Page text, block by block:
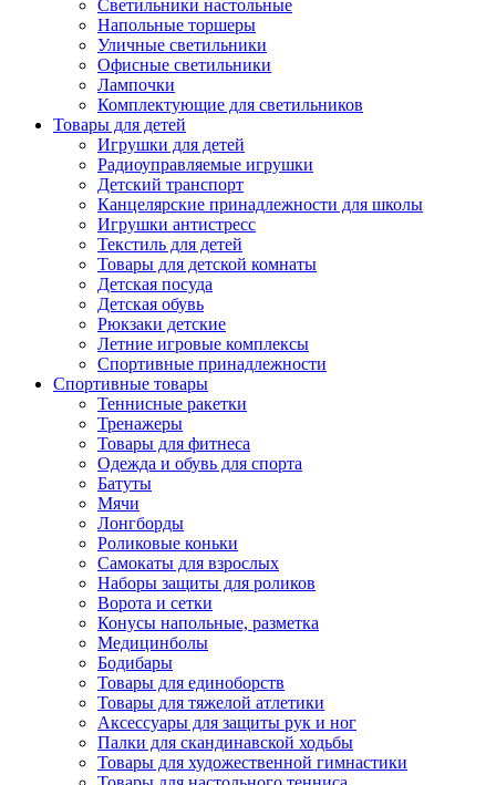
Светильники настольные
Напольные торшеры
Уличные светильники
Офисные светильники
Лампочки
Комплектующие для светильников
Товары для детей
Игрушки для детей
Радиоуправляемые игрушки
Детский транспорт
Канцелярские принадлежности для школы
Игрушки антистресс
Текстиль для детей
Товары для детской комнаты
Детская посуда
Детская обувь
Рюкзаки детские
Летние игровые комплексы
Спортивные принадлежности
Спортивные товары
Теннисные ракетки
Тренажеры
Товары для фитнеса
Одежда и обувь для спорта
Батуты
Мячи
Лонгборды
Роликовые коньки
Самокаты для взрослых
Наборы защиты для роликов
Ворота и сетки
Конусы напольные, разметка
Медицинболы
Бодибары
Товары для единоборств
Товары для тяжелой атлетики
Аксессуары для защиты рук и ног
Палки для скандинавской ходьбы
Товары для художественной гимнастики